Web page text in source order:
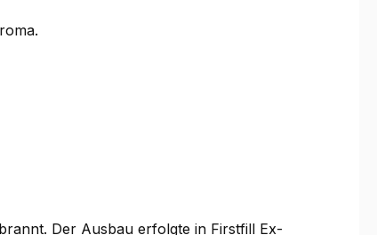
Der Ausbau erfolgte in Firstfill Ex-